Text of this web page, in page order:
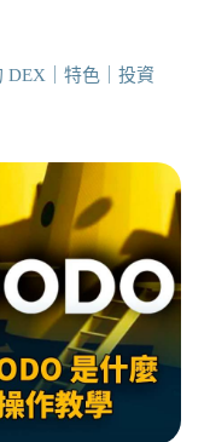
DEX｜特色｜投資